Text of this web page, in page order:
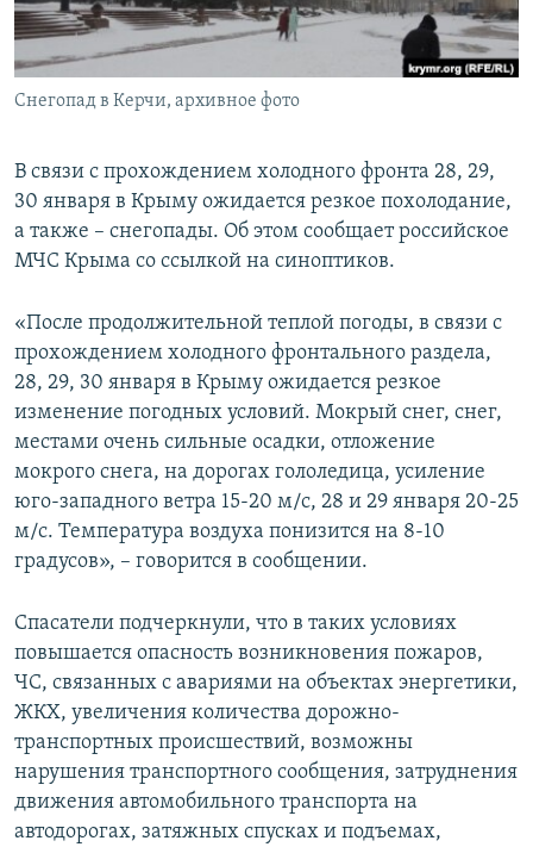
ПОБЕДИТЕЛЕЙ НЕ СУДЯТ?
КРЫМ.НЕПОКОРЕННЫЙ
ELIFBE
ПРИСОЕДИНЯЙТЕСЬ!
Все сайты RFE/RL
Снегопад в Керчи, архивное фото
В связи с прохождением холодного фронта 28, 29,
30 января в Крыму ожидается резкое похолодание,
а также – снегопады. Об этом сообщает российское
МЧС Крыма со ссылкой на синоптиков.
«После продолжительной теплой погоды, в связи с
прохождением холодного фронтального раздела,
28, 29, 30 января в Крыму ожидается резкое
изменение погодных условий. Мокрый снег, снег,
местами очень сильные осадки, отложение
мокрого снега, на дорогах гололедица, усиление
юго-западного ветра 15-20 м/с, 28 и 29 января 20-25
м/с. Температура воздуха понизится на 8-10
градусов», – говорится в сообщении.
Спасатели подчеркнули, что в таких условиях
повышается опасность возникновения пожаров,
ЧС, связанных с авариями на объектах энергетики,
ЖКХ, увеличения количества дорожно-
транспортных происшествий, возможны
нарушения транспортного сообщения, затруднения
движения автомобильного транспорта на
автодорогах, затяжных спусках и подъемах,